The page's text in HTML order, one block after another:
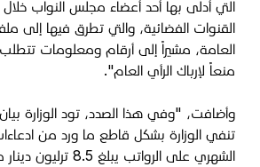
التي أدلى بها أحد أعضاء مجلس النواب
القنوات الفضائية، والتي تطرق فيها إلى ملف
العامة، مشيراً إلى أرقام ومعلومات
منعاً لإرباك الرأي العام".
وأضافت، "​وفي هذا الصدد، تود الوزارة بيان
تنفي الوزارة بشكل قاطع ما ورد من
الشهري على الرواتب يبلغ